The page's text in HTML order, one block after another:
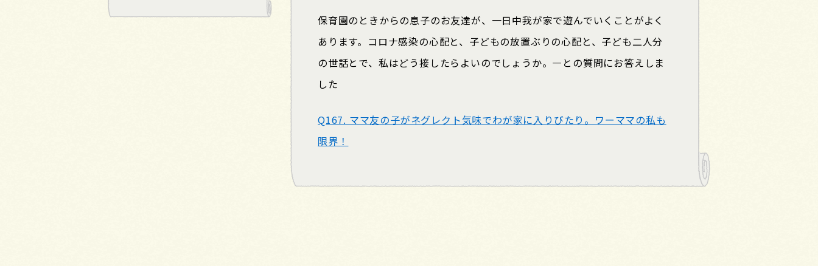
保育園のときからの息子のお友達が、一日中我が家で遊んでいくことがよく
あります。コロナ感染の心配と、子どもの放置ぶりの心配と、子ども二人分
の世話とで、私はどう接したらよいのでしょうか。―との質問にお答えしま
した
Q167. ママ友の子がネグレクト気味でわが家に入りびたり。ワーママの私も
限界！